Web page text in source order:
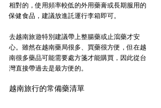
相對的，使用頻率較低的外用藥膏或長期服用的
保健食品，建議放進託運行李箱即可。
去越南旅遊特別建議帶上整腸藥或止瀉藥才安
心。雖然在越南藥局很多、買藥很方便，但在越
南很多藥品可能需要處方箋才能購買，因此從台
灣直接帶過去是最方便的。
越南旅行的常備藥清單